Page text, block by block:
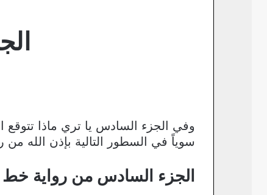
وفي الجزء السادس يا تري ماذا
سوياً في السطور التالية بإذن الله
الجزء السادس من رواية خط